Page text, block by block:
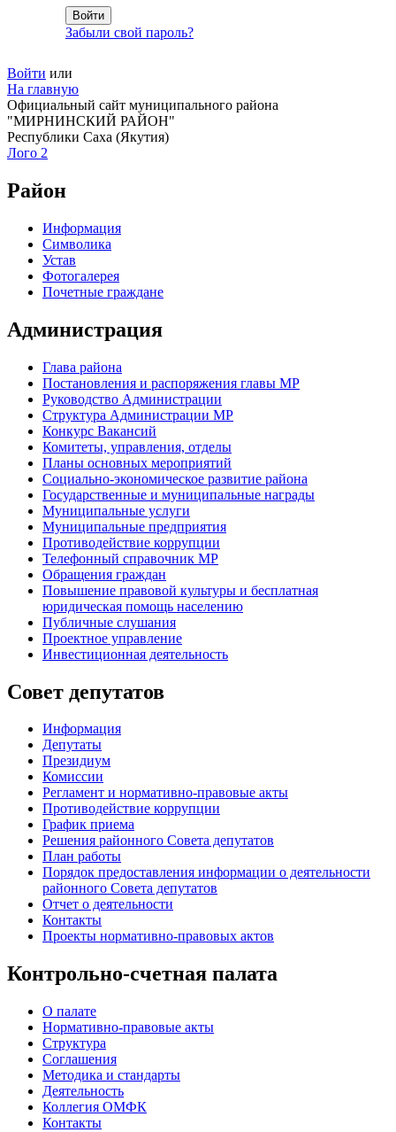
Забыли свой пароль?
Войти или
На главную
Официальный сайт муниципального района
"МИРНИНСКИЙ РАЙОН"
Республики Саха (Якутия)
Лого 2
Район
Информация
Символика
Устав
Фотогалерея
Почетные граждане
Администрация
Глава района
Постановления и распоряжения главы МР
Руководство Администрации
Структура Администрации МР
Конкурс Вакансий
Комитеты, управления, отделы
Планы основных мероприятий
Социально-экономическое развитие района
Государственные и муниципальные награды
Муниципальные услуги
Муниципальные предприятия
Противодействие коррупции
Телефонный справочник МР
Обращения граждан
Повышение правовой культуры и бесплатная
юридическая помощь населению
Публичные слушания
Проектное управление
Инвестиционная деятельность
Совет депутатов
Информация
Депутаты
Президиум
Комиссии
Регламент и нормативно-правовые акты
Противодействие коррупции
График приема
Решения районного Совета депутатов
План работы
Порядок предоставления информации о деятельности
районного Совета депутатов
Отчет о деятельности
Контакты
Проекты нормативно-правовых актов
Контрольно-счетная палата
О палате
Нормативно-правовые акты
Структура
Соглашения
Методика и стандарты
Деятельность
Коллегия ОМФК
Контакты